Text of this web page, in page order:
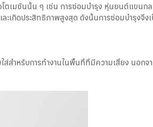
โตเมชันนั้น ๆ เช่น การซ่อมบำรุง หุ่นยนต์แขนก
ะเกิดประสิทธิภาพสูงสุด ดังนั้นการซ่อมบำรุง
สำหรับการทำงานในพื้นที่ที่มีความเสี่ยง นอก